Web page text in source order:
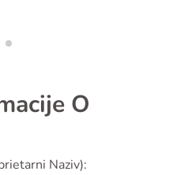
O
Naziv):